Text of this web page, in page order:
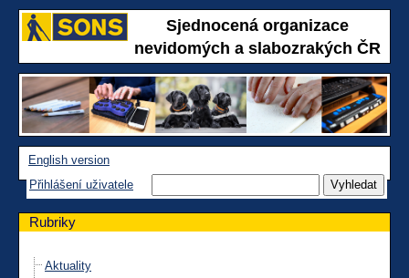
Sjednocená organizace
nevidomých a slabozrakých ČR
English version
Přihlášení uživatele
Rubriky
Aktuality